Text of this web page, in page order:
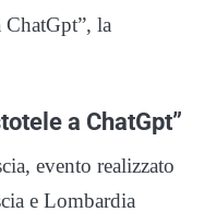
ChatGpt”, la
a ChatGpt”
evento realizzato
e Lombardia